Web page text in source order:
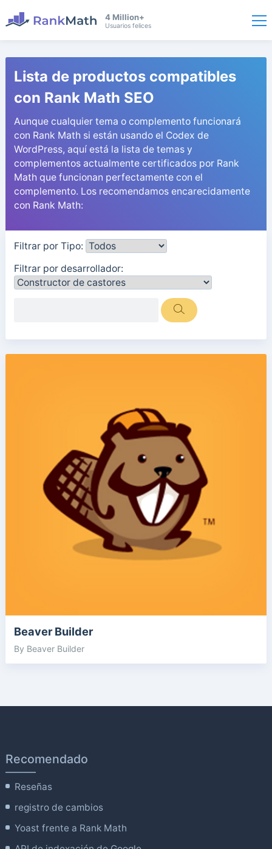
4 Million+
Usuarios felices
Lista de productos compatibles
con Rank Math SEO
Aunque cualquier tema o complemento funcionará
con Rank Math si están usando el Codex de
WordPress, aquí está la lista de temas y
complementos actualmente certificados por Rank
Math que funcionan perfectamente con el
complemento. Los recomendamos encarecidamente
con Rank Math:
Filtrar por Tipo:
Filtrar por desarrollador:
Beaver Builder
By Beaver Builder
Recomendado
Reseñas
registro de cambios
Yoast frente a Rank Math